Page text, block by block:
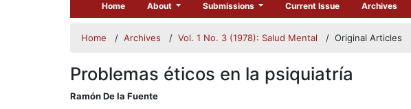
Home About Submissions Current Issue Archives
Home / Archives / Vol. 1 No. 3 (1978): Salud Mental / Original Articles
Problemas éticos en la psiquiatría
##plugins.themes.bootstrap3.article.main##
Ramón De la Fuente